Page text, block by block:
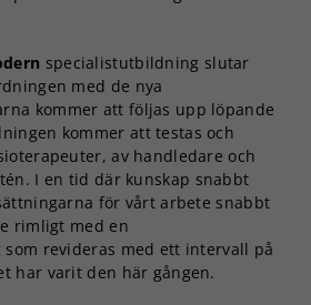
specialistutbildning slutar
med de nya
kommer att följas upp löpande
kommer att testas och
av handledare och
I en tid där kunskap snabbt
för vårt arbete snabbt
rimligt med en
revideras med ett intervall på
har varit den här gången.